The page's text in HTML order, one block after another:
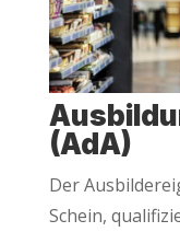
(AdA)
Der
Schein,